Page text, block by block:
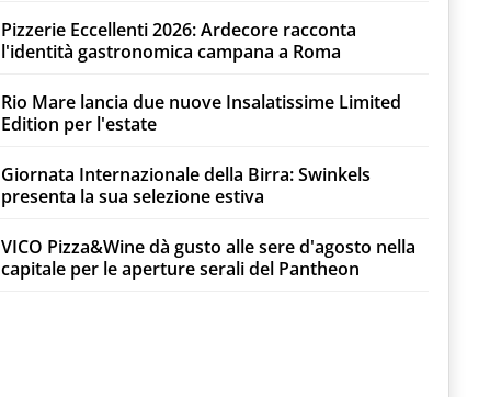
Pizzerie Eccellenti 2026: Ardecore racconta
l'identità gastronomica campana a Roma
Rio Mare lancia due nuove Insalatissime Limited
Edition per l'estate
Giornata Internazionale della Birra: Swinkels
presenta la sua selezione estiva
VICO Pizza&Wine dà gusto alle sere d'agosto nella
capitale per le aperture serali del Pantheon